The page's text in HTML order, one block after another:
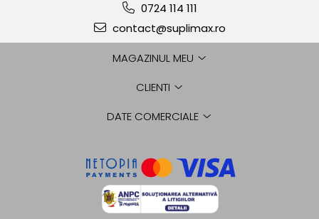
0724 114 111
contact@suplimax.ro
MAGAZINUL MEU
CLIENTI
DATE COMERCIALE